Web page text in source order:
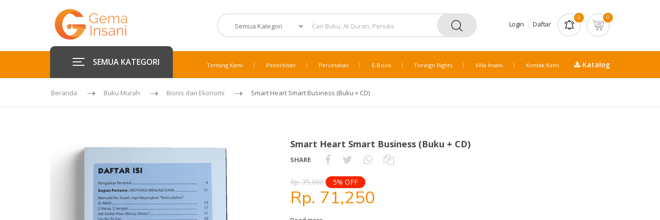
Login Daftar
0 0
SEMUA KATEGORI Tentang Kami Penerbitan Percetakan E-Book Foreign Rights Villa Insani Kontak Kami Katalog
Beranda Buku Murah Bisnis dan Ekonomi Smart Heart Smart Business (Buku + CD)
Smart Heart Smart Business (Buku + CD)
SHARE
Rp. 75,000 5% OFF
Rp. 71,250